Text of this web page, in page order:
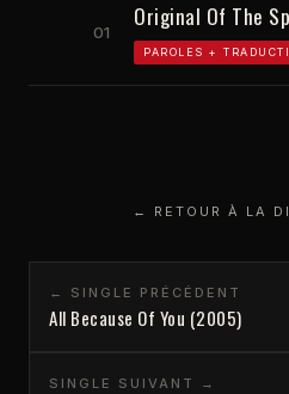
01
Original Of The
PAROLES +
← RETOUR À LA
← SINGLE PRÉCÉDENT
All Because Of You (2005)
SINGLE SUIVANT →